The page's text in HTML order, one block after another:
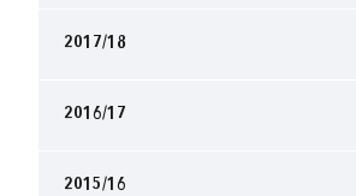
2017/18
2016/17
2015/16